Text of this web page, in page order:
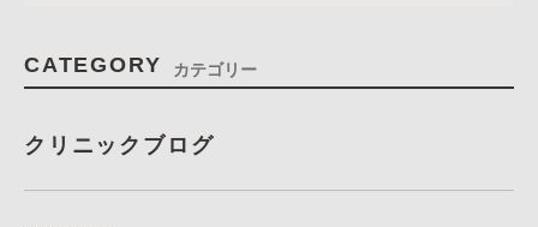
CATEGORY カテゴリー
クリニックブログ